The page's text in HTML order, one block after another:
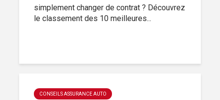
simplement changer de contrat ? Découvrez
le classement des 10 meilleures...
CONSEILS ASSURANCE AUTO